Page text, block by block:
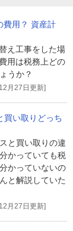
用？ 資産計
え工事をした場
用は税務上どの
うか？
月27日更新]
い取りどっち
と買い取りの違
かっていても税
かっていないの
と解説していた
月27日更新]